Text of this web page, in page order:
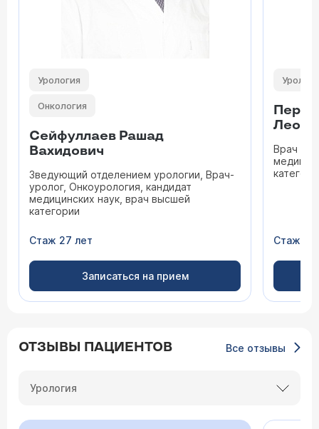
Урология
Онкология
Сейфуллаев Рашад
Вахидович
Зведующий отделением урологии, Врач-
уролог, Онкоурология, кандидат
медицинских наук, врач высшей
категории
Стаж 27 лет
Записаться на прием
Врач
Стаж 45
ОТЗЫВЫ ПАЦИЕНТОВ Все отзывы
Урология